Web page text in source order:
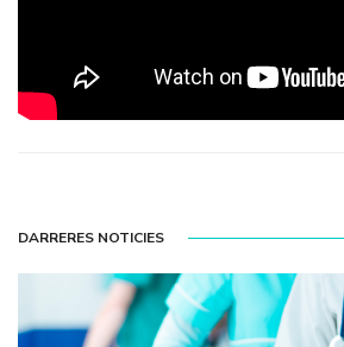
DARRERES NOTICIES